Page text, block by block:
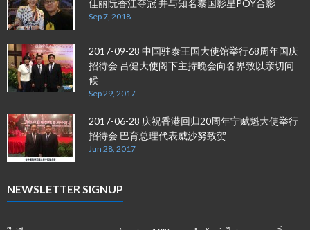
佳丽阮香江夺冠 并与知名泰国影星POY合影
Sep 7, 2018
2017-09-28 中国驻泰王国大使馆举行68周年国庆
招待会 吕健大使阁下主持晚会向各界致以亲切问
候
Sep 29, 2017
2017-06-28 庆祝香港回归20周年宁赋魁大使举行
招待会 巴育总理代表威沙努致贺
Jun 28, 2017
NEWSLETTER SIGNUP